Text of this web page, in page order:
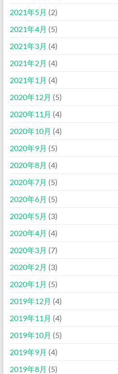
2021年5月 (2)
2021年4月 (5)
2021年3月 (4)
2021年2月 (4)
2021年1月 (4)
2020年12月 (5)
2020年11月 (4)
2020年10月 (4)
2020年9月 (5)
2020年8月 (4)
2020年7月 (5)
2020年6月 (5)
2020年5月 (3)
2020年4月 (4)
2020年3月 (7)
2020年2月 (3)
2020年1月 (5)
2019年12月 (4)
2019年11月 (4)
2019年10月 (5)
2019年9月 (4)
2019年8月 (5)